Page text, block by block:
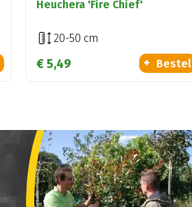
Heuchera 'Fire Chief'
20-50 cm
€5,49 Bestel